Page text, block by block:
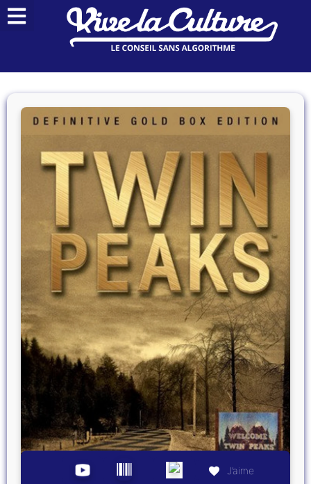
J’aime